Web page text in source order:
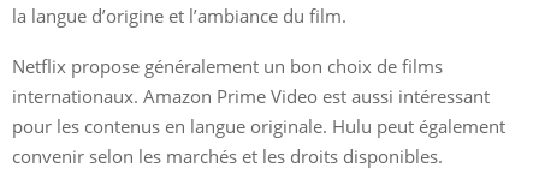
la langue d’origine et l’ambiance du film.
Netflix propose généralement un bon choix de films
internationaux. Amazon Prime Video est aussi intéressant
pour les contenus en langue originale. Hulu peut également
convenir selon les marchés et les droits disponibles.